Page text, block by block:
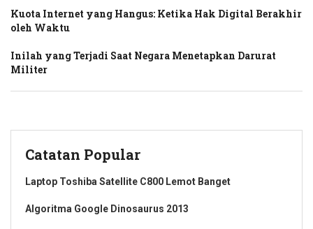
Kuota Internet yang Hangus: Ketika Hak Digital Berakhir
oleh Waktu
Inilah yang Terjadi Saat Negara Menetapkan Darurat
Militer
Catatan Popular
Laptop Toshiba Satellite C800 Lemot Banget
Algoritma Google Dinosaurus 2013